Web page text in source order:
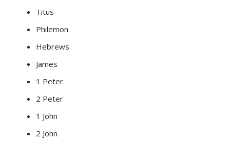
Titus
Philemon
Hebrews
James
1 Peter
2 Peter
1 John
2 John